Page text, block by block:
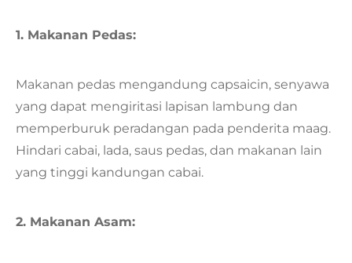
1. Makanan Pedas:
Makanan pedas mengandung capsaicin, senyawa
yang dapat mengiritasi lapisan lambung dan
memperburuk peradangan pada penderita maag.
Hindari cabai, lada, saus pedas, dan makanan lain
yang tinggi kandungan cabai.
2. Makanan Asam: